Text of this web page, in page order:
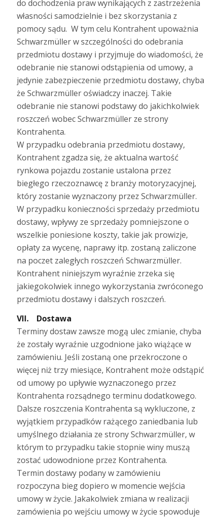
do dochodzenia praw wynikających z zastrzeżenia
własności samodzielnie i bez skorzystania z
pomocy sądu. W tym celu Kontrahent upoważnia
Schwarzmüller w szczególności do odebrania
przedmiotu dostawy i przyjmuje do wiadomości, że
odebranie nie stanowi odstąpienia od umowy, a
jedynie zabezpieczenie przedmiotu dostawy, chyba
że Schwarzmüller oświadczy inaczej. Takie
odebranie nie stanowi podstawy do jakichkolwiek
roszczeń wobec Schwarzmüller ze strony
Kontrahenta.
W przypadku odebrania przedmiotu dostawy,
Kontrahent zgadza się, że aktualna wartość
rynkowa pojazdu zostanie ustalona przez
biegłego rzeczoznawcę z branży motoryzacyjnej,
który zostanie wyznaczony przez Schwarzmüller.
W przypadku konieczności sprzedaży przedmiotu
dostawy, wpływy ze sprzedaży pomniejszone o
wszelkie poniesione koszty, takie jak prowizje,
opłaty za wycenę, naprawy itp. zostaną zaliczone
na poczet zaległych roszczeń Schwarzmüller.
Kontrahent niniejszym wyraźnie zrzeka się
jakiegokolwiek innego wykorzystania zwróconego
przedmiotu dostawy i dalszych roszczeń.
VII. Dostawa
Terminy dostaw zawsze mogą ulec zmianie, chyba
że zostały wyraźnie uzgodnione jako wiążące w
zamówieniu. Jeśli zostaną one przekroczone o
więcej niż trzy miesiące, Kontrahent może odstąpić
od umowy po upływie wyznaczonego przez
Kontrahenta rozsądnego terminu dodatkowego.
Dalsze roszczenia Kontrahenta są wykluczone, z
wyjątkiem przypadków rażącego zaniedbania lub
umyślnego działania ze strony Schwarzmüller, w
którym to przypadku takie stopnie winy muszą
zostać udowodnione przez Kontrahenta.
Termin dostawy podany w zamówieniu
rozpoczyna bieg dopiero w momencie wejścia
umowy w życie. Jakakolwiek zmiana w realizacji
zamówienia po wejściu umowy w życie spowoduje